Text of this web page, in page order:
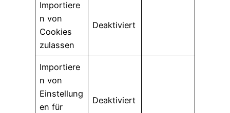
Importiere
n von
Cookies
zulassen
Deaktiviert
Importiere
n von
Einstellung
en für
Deaktiviert